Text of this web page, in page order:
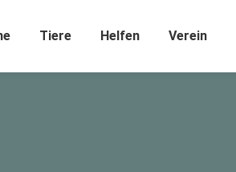
Tiere Helfen Verein